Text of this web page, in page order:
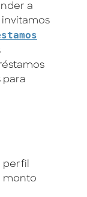
a
invitamos
para
perfil
monto